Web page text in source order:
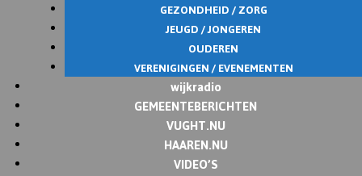
GEZONDHEID / ZORG
JEUGD / JONGEREN
OUDEREN
VERENIGINGEN / EVENEMENTEN
wijkradio
GEMEENTEBERICHTEN
VUGHT.NU
HAAREN.NU
VIDEO’S